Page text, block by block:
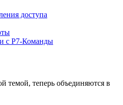
доступа
с Р7-Команды
темой, теперь объединяются в